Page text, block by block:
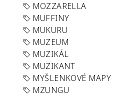
MOZZARELLA
MUFFINY
MUKURU
MUZEUM
MUZIKÁL
MUZIKANT
MYŠLENKOVÉ MAPY
MZUNGU